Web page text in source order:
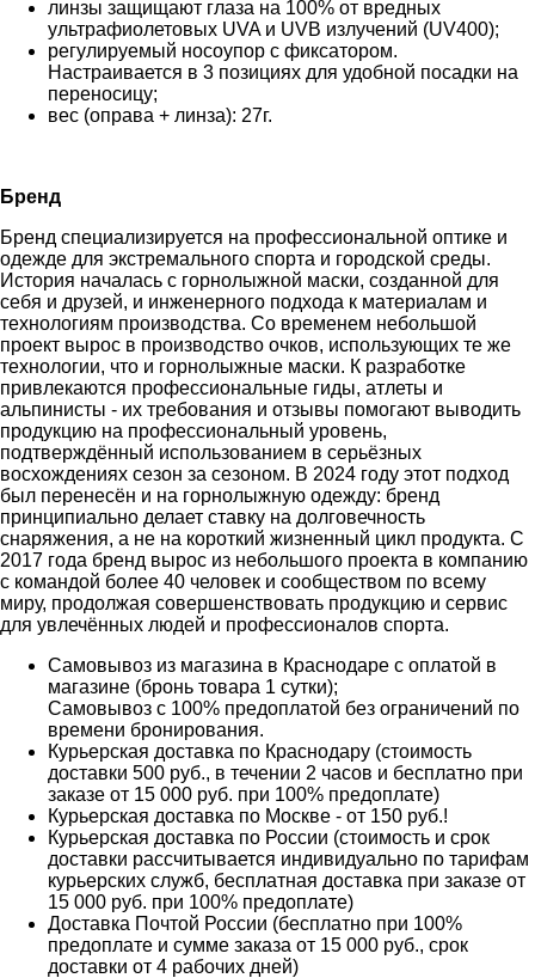
линзы защищают глаза на 100% от вредных
ультрафиолетовых UVA и UVB излучений (UV400);
регулируемый носоупор с фиксатором.
Настраивается в 3 позициях для удобной посадки на
переносицу;
вес (оправа + линза): 27г.
Бренд
Бренд специализируется на профессиональной оптике и
одежде для экстремального спорта и городской среды.
История началась с горнолыжной маски, созданной для
себя и друзей, и инженерного подхода к материалам и
технологиям производства. Со временем небольшой
проект вырос в производство очков, использующих те же
технологии, что и горнолыжные маски. К разработке
привлекаются профессиональные гиды, атлеты и
альпинисты - их требования и отзывы помогают выводить
продукцию на профессиональный уровень,
подтверждённый использованием в серьёзных
восхождениях сезон за сезоном. В 2024 году этот подход
был перенесён и на горнолыжную одежду: бренд
принципиально делает ставку на долговечность
снаряжения, а не на короткий жизненный цикл продукта. С
2017 года бренд вырос из небольшого проекта в компанию
с командой более 40 человек и сообществом по всему
миру, продолжая совершенствовать продукцию и сервис
для увлечённых людей и профессионалов спорта.
Самовывоз из магазина в Краснодаре с оплатой в
магазине (бронь товара 1 сутки);
Самовывоз с 100% предоплатой без ограничений по
времени бронирования.
Курьерская доставка по Краснодару (стоимость
доставки 500 руб., в течении 2 часов и бесплатно при
заказе от 15 000 руб. при 100% предоплате)
Курьерская доставка по Москве - от 150 руб.!
Курьерская доставка по России (стоимость и срок
доставки рассчитывается индивидуально по тарифам
курьерских служб, бесплатная доставка при заказе от
15 000 руб. при 100% предоплате)
Доставка Почтой России (бесплатно при 100%
предоплате и сумме заказа от 15 000 руб., срок
доставки от 4 рабочих дней)